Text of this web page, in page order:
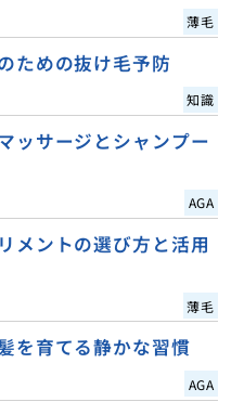
薄毛
ための抜け毛予防
知識
ッサージとシャンプー
AGA
メントの選び方と活用
薄毛
を育てる静かな習慣
AGA